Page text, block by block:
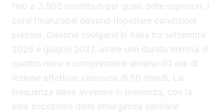
fino a 3.500 contributi per quelli delle superiori. I
corsi finanziabili devono rispettare condizioni
precise. Devono svolgersi in Italia tra settembre
2026 e giugno 2027, avere una durata minima di
quattro mesi e comprendere almeno 60 ore di
lezione effettive, ciascuna di 60 minuti. La
frequenza deve avvenire in presenza, con la
sola eccezione delle emergenze sanitarie